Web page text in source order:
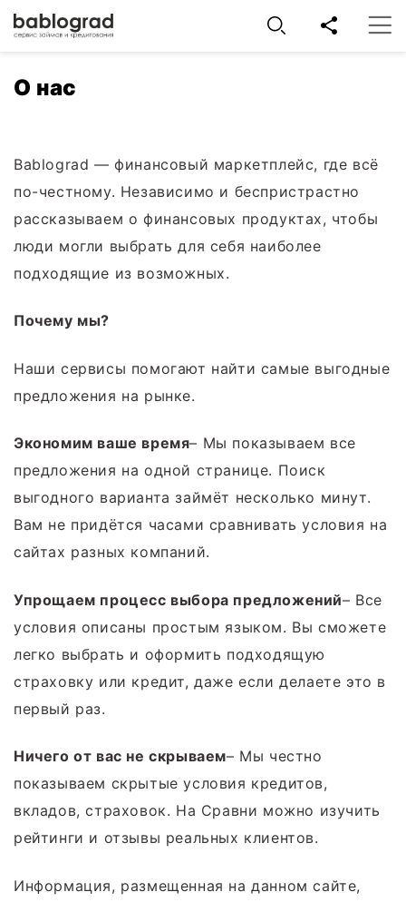
О нас
Bablograd — финансовый маркетплейс, где всё
по-честному. Независимо и беспристрастно
рассказываем о финансовых продуктах, чтобы
люди могли выбрать для себя наиболее
подходящие из возможных.
Почему мы?
Наши сервисы помогают найти самые выгодные
предложения на рынке.
Экономим ваше время– Мы показываем все
предложения на одной странице. Поиск
выгодного варианта займёт несколько минут.
Вам не придётся часами сравнивать условия на
сайтах разных компаний.
Упрощаем процесс выбора предложений– Все
условия описаны простым языком. Вы сможете
легко выбрать и оформить подходящую
страховку или кредит, даже если делаете это в
первый раз.
Ничего от вас не скрываем– Мы честно
показываем скрытые условия кредитов,
вкладов, страховок. На Сравни можно изучить
рейтинги и отзывы реальных клиентов.
Информация, размещенная на данном сайте,